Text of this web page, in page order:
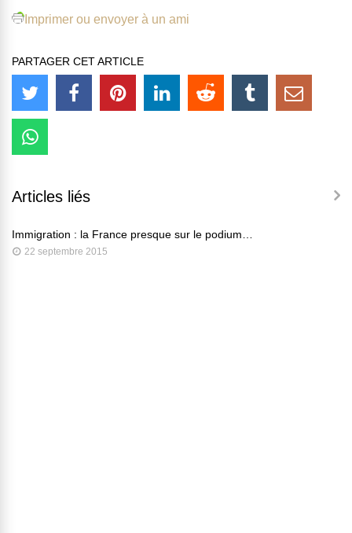
Imprimer ou envoyer à un ami
PARTAGER CET ARTICLE
Articles liés
Immigration : la France presque sur le podium…
22 septembre 2015